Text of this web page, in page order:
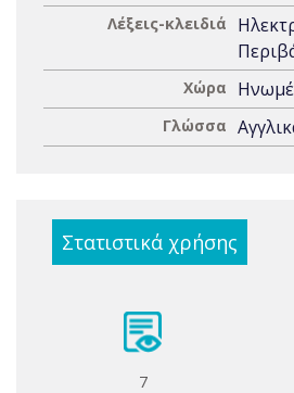
Λέξεις-κλειδιά
Χώρα
Γλώσσα
Στατιστικά χρήσης
7